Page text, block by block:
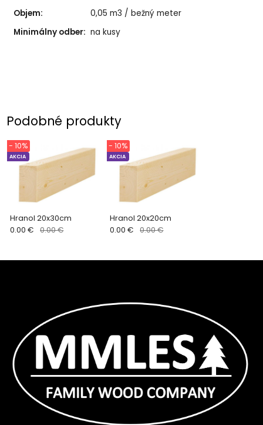
Objem:
0,05 m3 / bežný meter
Minimálny odber: na kusy
Podobné produkty
Hranol 20x30cm
AKCIA
- 10%
0.00 € 0.00 €
Hranol 20x20cm
AKCIA
- 10%
0.00 € 0.00 €